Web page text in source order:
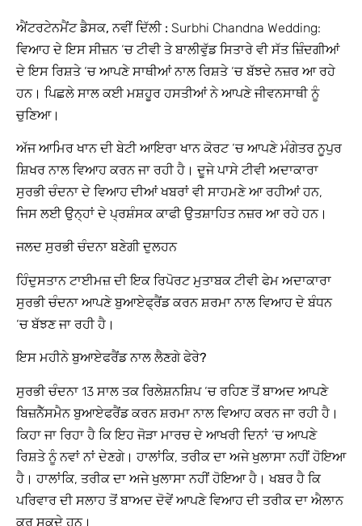
ਐਂਟਰਟੇਨਮੈਂਟ ਡੈਸਕ, ਨਵੀਂ ਦਿੱਲੀ : Surbhi Chandna Wedding:
ਵਿਆਹ ਦੇ ਇਸ ਸੀਜ਼ਨ ‘ਚ ਟੀਵੀ ਤੇ ਬਾਲੀਵੁੱਡ ਸਿਤਾਰੇ ਵੀ ਸੱਤ ਜ਼ਿੰਦਗੀਆਂ
ਦੇ ਇਸ ਰਿਸ਼ਤੇ ‘ਚ ਆਪਣੇ ਸਾਥੀਆਂ ਨਾਲ ਰਿਸ਼ਤੇ ‘ਚ ਬੱਝਦੇ ਨਜ਼ਰ ਆ ਰਹੇ
ਹਨ। ਪਿਛਲੇ ਸਾਲ ਕਈ ਮਸ਼ਹੂਰ ਹਸਤੀਆਂ ਨੇ ਆਪਣੇ ਜੀਵਨਸਾਥੀ ਨੂੰ
ਚੁਣਿਆ।
ਅੱਜ ਆਮਿਰ ਖਾਨ ਦੀ ਬੇਟੀ ਆਇਰਾ ਖਾਨ ਕੋਰਟ ‘ਚ ਆਪਣੇ ਮੰਗੇਤਰ ਨੂਪੁਰ
ਸ਼ਿਖਰ ਨਾਲ ਵਿਆਹ ਕਰਨ ਜਾ ਰਹੀ ਹੈ। ਦੂਜੇ ਪਾਸੇ ਟੀਵੀ ਅਦਾਕਾਰਾ
ਸੁਰਭੀ ਚੰਦਨਾ ਦੇ ਵਿਆਹ ਦੀਆਂ ਖਬਰਾਂ ਵੀ ਸਾਹਮਣੇ ਆ ਰਹੀਆਂ ਹਨ,
ਜਿਸ ਲਈ ਉਨ੍ਹਾਂ ਦੇ ਪ੍ਰਸ਼ੰਸਕ ਕਾਫੀ ਉਤਸ਼ਾਹਿਤ ਨਜ਼ਰ ਆ ਰਹੇ ਹਨ।
ਜਲਦ ਸੁਰਭੀ ਚੰਦਨਾ ਬਣੇਗੀ ਦੁਲਹਨ
ਹਿੰਦੁਸਤਾਨ ਟਾਈਮਜ਼ ਦੀ ਇਕ ਰਿਪੋਰਟ ਮੁਤਾਬਕ ਟੀਵੀ ਫੇਮ ਅਦਾਕਾਰਾ
ਸੁਰਭੀ ਚੰਦਨਾ ਆਪਣੇ ਬੁਆਏਫ੍ਰੈਂਡ ਕਰਨ ਸ਼ਰਮਾ ਨਾਲ ਵਿਆਹ ਦੇ ਬੰਧਨ
‘ਚ ਬੱਝਣ ਜਾ ਰਹੀ ਹੈ।
ਇਸ ਮਹੀਨੇ ਬੁਆਏਫਰੈਂਡ ਨਾਲ ਲੈਣਗੇ ਫੇਰੇ?
ਸੁਰਭੀ ਚੰਦਨਾ 13 ਸਾਲ ਤਕ ਰਿਲੇਸ਼ਨਸ਼ਿਪ ‘ਚ ਰਹਿਣ ਤੋਂ ਬਾਅਦ ਆਪਣੇ
ਬਿਜ਼ਨੈੱਸਮੈਨ ਬੁਆਏਫਰੈਂਡ ਕਰਨ ਸ਼ਰਮਾ ਨਾਲ ਵਿਆਹ ਕਰਨ ਜਾ ਰਹੀ ਹੈ।
ਕਿਹਾ ਜਾ ਰਿਹਾ ਹੈ ਕਿ ਇਹ ਜੋੜਾ ਮਾਰਚ ਦੇ ਆਖਰੀ ਦਿਨਾਂ ‘ਚ ਆਪਣੇ
ਰਿਸ਼ਤੇ ਨੂੰ ਨਵਾਂ ਨਾਂ ਦੇਣਗੇ। ਹਾਲਾਂਕਿ, ਤਰੀਕ ਦਾ ਅਜੇ ਖੁਲਾਸਾ ਨਹੀਂ ਹੋਇਆ
ਹੈ। ਹਾਲਾਂਕਿ, ਤਰੀਕ ਦਾ ਅਜੇ ਖੁਲਾਸਾ ਨਹੀਂ ਹੋਇਆ ਹੈ। ਖਬਰ ਹੈ ਕਿ
ਪਰਿਵਾਰ ਦੀ ਸਲਾਹ ਤੋਂ ਬਾਅਦ ਦੋਵੇਂ ਆਪਣੇ ਵਿਆਹ ਦੀ ਤਰੀਕ ਦਾ ਐਲਾਨ
ਕਰ ਸਕਦੇ ਹਨ।